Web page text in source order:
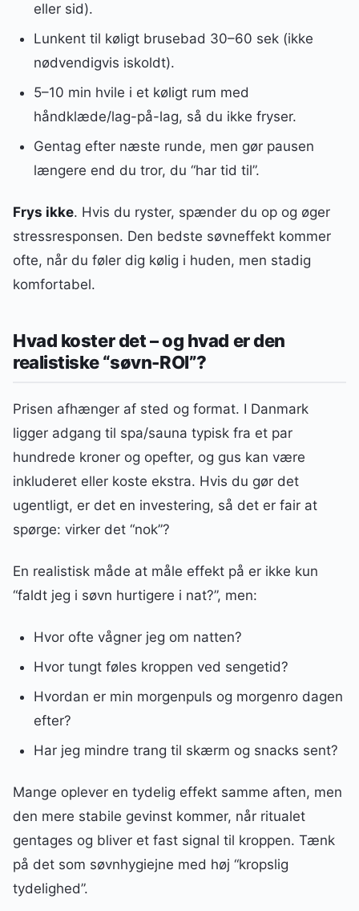
eller sid).
Lunkent til køligt brusebad 30–60 sek (ikke
nødvendigvis iskoldt).
5–10 min hvile i et køligt rum med
håndklæde/lag-på-lag, så du ikke fryser.
Gentag efter næste runde, men gør pausen
længere end du tror, du “har tid til”.
Frys ikke. Hvis du ryster, spænder du op og øger
stressresponsen. Den bedste søvneffekt kommer
ofte, når du føler dig kølig i huden, men stadig
komfortabel.
Hvad koster det – og hvad er den
realistiske “søvn-ROI”?
Prisen afhænger af sted og format. I Danmark
ligger adgang til spa/sauna typisk fra et par
hundrede kroner og opefter, og gus kan være
inkluderet eller koste ekstra. Hvis du gør det
ugentligt, er det en investering, så det er fair at
spørge: virker det “nok”?
En realistisk måde at måle effekt på er ikke kun
“faldt jeg i søvn hurtigere i nat?”, men:
Hvor ofte vågner jeg om natten?
Hvor tungt føles kroppen ved sengetid?
Hvordan er min morgenpuls og morgenro dagen
efter?
Har jeg mindre trang til skærm og snacks sent?
Mange oplever en tydelig effekt samme aften, men
den mere stabile gevinst kommer, når ritualet
gentages og bliver et fast signal til kroppen. Tænk
på det som søvnhygiejne med høj “kropslig
tydelighed”.